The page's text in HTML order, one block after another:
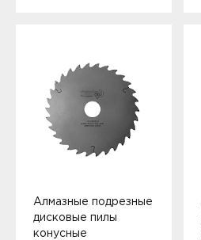
Алмазные подрезные
дисковые пилы
конусные